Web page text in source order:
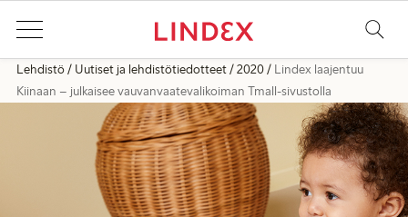
Lehdistö Uutiset ja lehdistötiedotteet 2020
Lindex laajentuu
Kiinaan – julkaisee vauvanvaatevalikoiman Tmall-sivustolla